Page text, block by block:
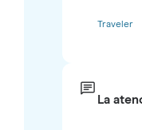
Traveler
La